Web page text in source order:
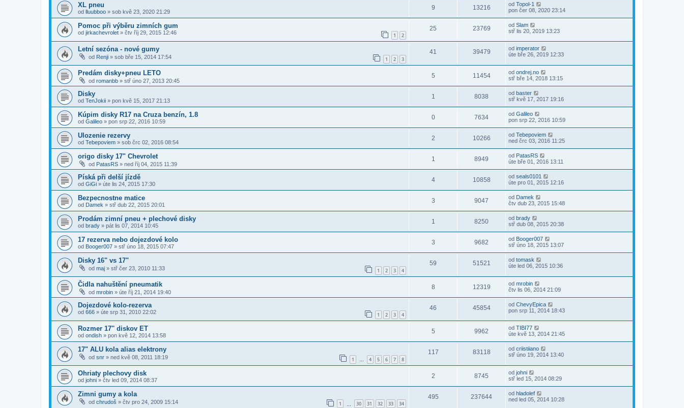
XL pneu
od lluubboo » sob kvě 23, 2020 21:29
9 13216 od Topol-1
pon čer 08, 2020 23:14
Pomoc při výběru zimních gum
od jirkachevrolet » čtv říj 29, 2015 12:46 1 2
25 23769 od Slam
stř lis 20, 2019 13:23
Letní sezóna - nové gumy
od Renji » sob bře 15, 2014 17:54 1 2 3
41 39479 od imperator
úte bře 26, 2019 12:33
Predám disky+pneu LETO
od romanbb » stř úno 27, 2013 20:45
5 11454 od ondrej.no
stř bře 14, 2018 13:15
Disky
od TenJokii » pon kvě 15, 2017 21:13
1 8038 od baster
stř kvě 17, 2017 19:16
Kúpim disky R17 na Cruza benzín, 1.8
od Galileo » pon srp 22, 2016 10:59
0 7634 od Galileo
pon srp 22, 2016 10:59
Ulozenie rezervy
od Tebepoviem » sob črc 02, 2016 08:54
2 10266 od Tebepoviem
ned črc 03, 2016 11:25
origo disky 17" Chevrolet
od PatasRS » ned říj 04, 2015 11:39
1 8949 od PatasRS
úte bře 01, 2016 13:11
Píská při delší jízdě
od GiGi » úte lis 24, 2015 17:30
4 10858 od seals0101
úte pro 01, 2015 12:16
Bezpecnostne matice
od Damek » stř dub 22, 2015 20:01
3 9047 od Damek
čtv dub 23, 2015 15:48
Prodám zimní pneu + plechové disky
od brady » pát lis 07, 2014 10:45
1 8250 od brady
stř dub 08, 2015 20:38
17 rezerva nebo dojezdové kolo
od Booger007 » stř úno 18, 2015 07:47
3 9682 od Booger007
stř úno 18, 2015 13:07
Disky 16" vs 17"
od maj » stř čer 23, 2010 11:33 1 2 3 4
59 51521 od tomask
úte led 06, 2015 10:36
Čidla nahuštění pneumatik
od mrobin » úte říj 21, 2014 19:40
8 12319 od mrobin
čtv lis 06, 2014 21:09
Dojezdové kolo-rezerva
od 666 » úte srp 31, 2010 22:02 1 2 3 4
46 45854 od ChevyEpica
pon srp 11, 2014 18:43
Rozmer 17'' diskov ET
od ondish » pon kvě 12, 2014 13:58
5 9962 od TIBI77
úte kvě 13, 2014 21:45
17" ALU kola alias elektrony
od snr » ned kvě 08, 2011 18:19 1 … 4 5 6 7 8
117 83118 od criistiiano
stř úno 19, 2014 13:40
Ohriaty plechovy disk
od johni » čtv led 09, 2014 08:37
2 8745 od johni
stř led 15, 2014 08:29
Zimni gumy a kola
od chrudoš » čtv pro 24, 2009 15:14 1 30 31 32 33 34
495 237644 od hladolef
ned led 05, 2014 10:28